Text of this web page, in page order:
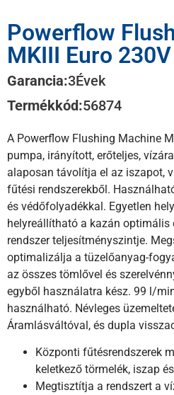
Powerflow
MKIII Euro 230V
Garancia:3Évek
Termékkód:56874
A Powerflow Flushing Machine
pumpa, irányított, erőteljes,
alaposan távolítja el az iszapot,
fűtési rendszerekből.
és védőfolyadékkal. Egyetlen
helyreállítható a kazán optimális
rendszer teljesítményszintje.
optimalizálja a tüzelőanyag-
az összes tömlővel és
egyből használatra kész. 99 l/
használható. Névleges
Áramlásváltóval, és dupla
Központi fűtésrendszerek
keletkező törmelék, iszap
Megtisztítja a rendszert a